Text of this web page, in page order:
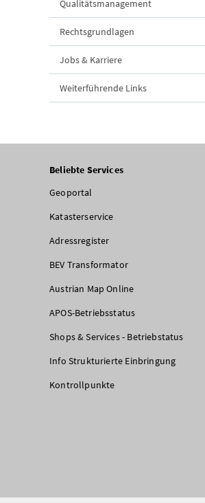
Qualitätsmanagement
Rechtsgrundlagen
Jobs & Karriere
Weiterführende Links
Beliebte Services
Geoportal
Katasterservice
Adressregister
BEV Transformator
Austrian Map Online
APOS-Betriebsstatus
Shops & Services - Betriebstatus
Info Strukturierte Einbringung
Kontrollpunkte